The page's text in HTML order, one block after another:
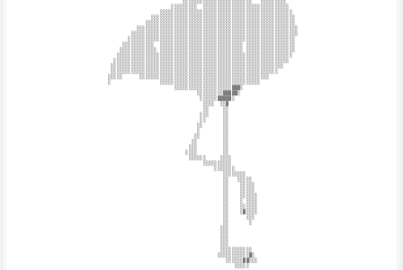
                                    ░░░░░░░░░  ░░░░░░░░░░░░░░░░░░░░░░░░░░░░░░
                                ░░░░░░░░░░░░░░░░░░░░░░░░░░░░░░░░░░░░░░░░░░░░░░
                             ░░░░░░░░░░░░░░░░░░░░░░░░░░░░░░░░░░░░░░░░░░░░░░░░░░
                           ░░░░░░░░░░░░░░░░░░░░░░░░░░░░░░░░░░░░░░░░░░░░░░░░░░░░
                        ░░░░░░░░░░░░░░░░░░░░░░░░░░░░░░░░░░░░░░░░░░░░░░░░░░░░░░░░
                      ░░░░░░░░░░░░░░░░░░░░░░░░░░░░░░░░░░░░░░░░░░░░░░░░░░░░░░░░░░
                     ░░░░░░░░░░░░░░░░░░░░░░░░░░░░░░░░░░░░░░░░░░░░░░░░░░░░░░░░░░
                   ░░░░░░░░░░░  ░░░░░░░░░░░░░░░░░░░░░░░░░░░░░ ░░░░░░░░░░░░░░░░░
                  ░░░░░░░░░░░░░ ░░░░░░░░░░░░░░░░░░░░░░░░░░░░░ ░░░░░░░░░░░░░░░░░
                 ░░░░░░░░░░░░░░░░░░░░░░░░░░░░░░░░░░░░░░░░░░░░░░░░░░░░░░░░░░░░░
                ░░░░░░░░░░░░░░░░░░░░░░░░░░░░░░░░░░░░░░░░░░░░░░░░░░░░░░░░░░░░░
               ░░░░░░░░░░░░░░░░░░░░░░░░░░░░░░░░░░░░░░░░░░░░░░░░░░░░░░░░░░░░
               ░░░░░░░░░░░░░░░░░░░░░░░░░░░░░░░░░░░░░░░░░░░░░░░░░░░░░░░░░░
              ░░░░░      ░░░░░░░░░░░░░░░░░░░░░░░░░░░░░░░░░░░░░░░░░░░░░
              ░                 ░░░░░░░░░░░░░░░░░░░░░░░░░░░░░░░░░░░
                                     ░░░░░░░░░░░░░░░░░░░░▒▒▒░
                                             ░░░░░░░░░▒▒▒▒▒░
                                              ░░░░░░▒▒▒▒▒░
                                               ░░░░  ░░▒
                                               ░░     ░░
                                              ░░░     ░░
                                              ░░      ░░
                                             ░░       ░░
                                             ░        ░░
                                            ░░        ░░
                                           ░░         ░░
                                          ░░░         ░░
                                         ░░░░         ░░
                                          ░░░░░░     ░░░░
                                               ░░░░░░░░░░
                                                   ░░░░░░░
                                                      ░░░░░░░░
                                                      ░░   ░░░░░
                                                      ░░    ░░░░░
                                                      ░░    ░░░░░
                                                      ░░    ░░░░░░
                                                      ░░    ░ ░░░░
                                                      ░░    ░░░░░░
                                                      ░░    ░▒░░░░
                                                      ░░      ░░░
                                                      ░░       ░
                                                     ░░░
                                                     ░░░
                                                     ░░░
                                                     ░░░
                                                     ░░░░░░░░░░░
                                                    ░░░░░░░░░░░▒░
                                                       ░░░░░░▒▒░░░
                                                          ░░░░░